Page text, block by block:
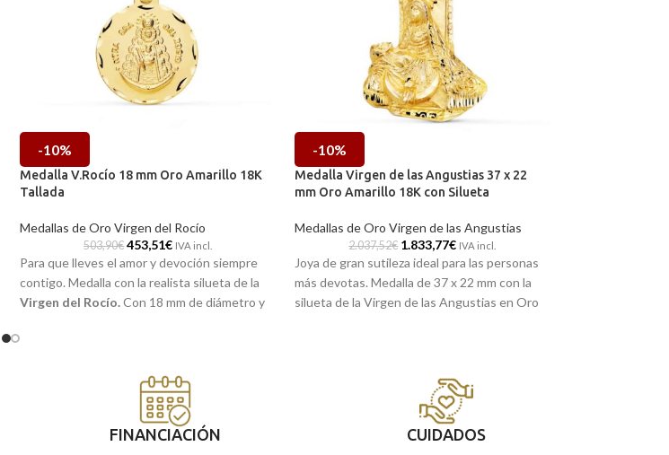
-10%
Medalla V.Rocío 18 mm Oro Amarillo 18K
Tallada
Medallas de Oro Virgen del Rocío
503,90€ 453,51€ IVA incl.
Para que lleves el amor y devoción siempre
contigo. Medalla con la realista silueta de la
Virgen del Rocío.Con 18 mm de diámetro y
tiempo la tienes disponible en Torres
en nuestras tiendas de Málaga, o
-10%
Medalla Virgen de las Angustias 37 x 22
mm Oro Amarillo 18K con Silueta
Medallas de Oro Virgen de las Angustias
2.037,52€ 1.833,77€ IVA incl.
Joya de gran sutileza ideal para las personas
más devotas. Medalla de 37 x 22 mm con la
silueta de la Virgen de las Angustias en Oro
Puedes encontrarla en nuestras tiendas
de Málaga, o si la encargas online, te la
FINANCIACIÓN CUIDADOS